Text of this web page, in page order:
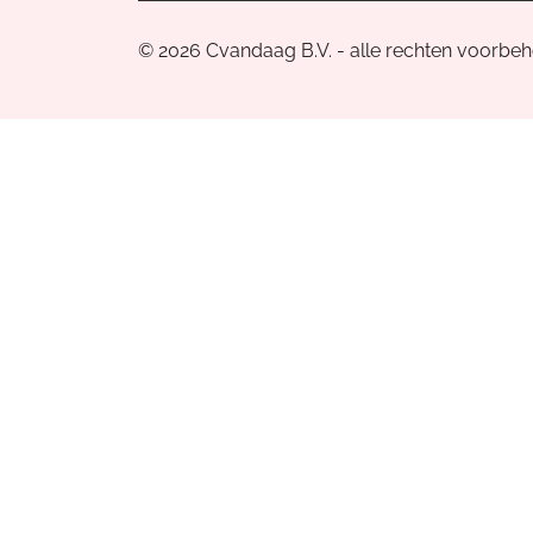
© 2026 Cvandaag B.V. - alle rechten